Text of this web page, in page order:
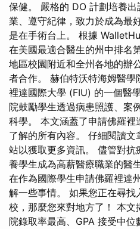
保健。 嚴格的 DO 計劃培養
業、遵守紀律，致力於成為最
是在手術台上。 根據
在美國最適合醫生的州中排名
地區校園附近和全州各地的辦
者合作。 赫伯特沃特海姆醫
裡達國際大學 (FIU) 的一個醫
院鼓勵學生透過病患照護、案
科學。 本文涵蓋了申請佛羅
了解的所有內容。 仔細閱讀
站以獲取更多資訊。 儘管對
養學生成為高薪醫療職業的醫
在作為國際學生申請佛羅裡達
解一些事情。 如果您正在尋
校，那麼您來對地方了！ 本
院錄取率最高、GPA 接受中